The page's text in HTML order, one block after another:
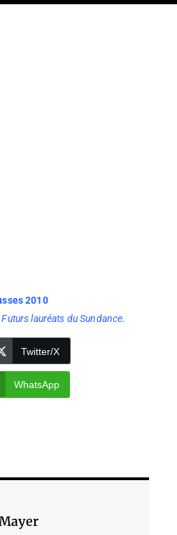
2010
Futurs lauréats du Sundance.
Twitter/X
WhatsApp